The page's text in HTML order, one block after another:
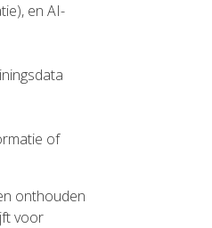
en AI-
of
onthouden
voor